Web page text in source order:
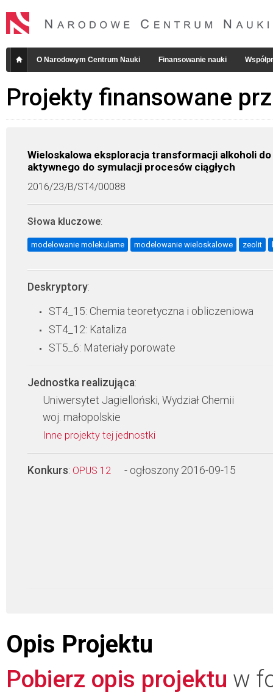
O Narodowym Centrum Nauki Finansowanie nauki
Projekty finansowane
Wieloskalowa eksploracja transformacji alkoholi
aktywnego do symulacji procesów ciągłych
2016/23/B/ST4/00088
Słowa kluczowe:
modelowanie molekularne modelowanie wieloskalowe zeolit
Deskryptory:
ST4_15: Chemia teoretyczna i obliczeniowa
ST4_12: Kataliza
ST5_6: Materiały porowate
Jednostka realizująca:
Uniwersytet Jagielloński, Wydział Chemii
woj. małopolskie
Inne projekty tej jednostki
Konkurs: OPUS 12 - ogłoszony 2016-09-15
Opis Projektu
Pobierz opis projektu w